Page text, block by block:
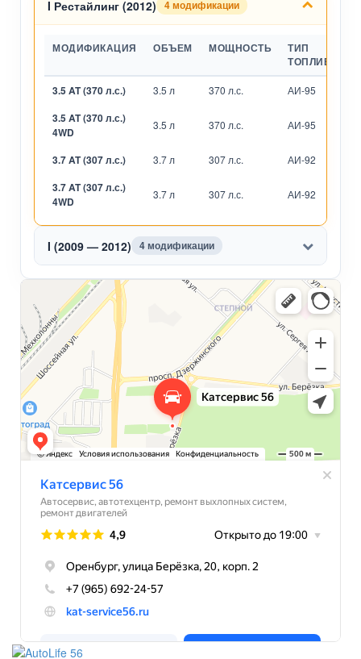
I Рестайлинг (2012)
4 модификации
МОДИФИКАЦИЯ ОБЪЕМ МОЩНОСТЬ
ТИП
ТОПЛИВА
3.5 AT (370 л.с.) 3.5 л 370 л.с. АИ-95
3.5 AT (370 л.с.)
4WD
3.5 л 370 л.с. АИ-95
3.7 AT (307 л.с.) 3.7 л 307 л.с. АИ-92
3.7 AT (307 л.с.)
4WD
3.7 л 307 л.с. АИ-92
I (2009 — 2012) 4 модификации